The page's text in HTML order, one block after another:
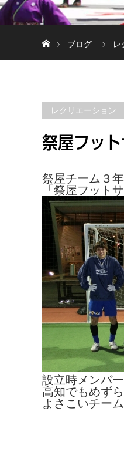
ブログ
レ
レクリエーション
祭屋フッ
祭屋チーム３
「祭屋フット
設立時メンバー
高知でもめず
よさこいチー